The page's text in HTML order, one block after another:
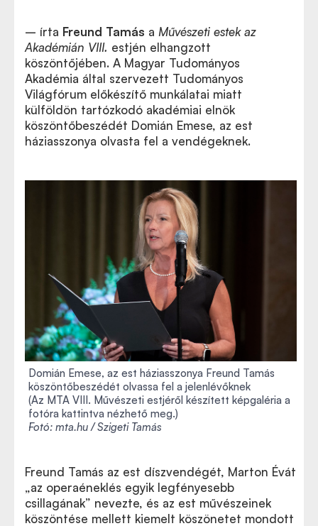
– írta Freund Tamás a Művészeti estek az
Akadémián VIII. estjén elhangzott
köszöntőjében. A Magyar Tudományos
Akadémia által szervezett Tudományos
Világfórum előkészítő munkálatai miatt
külföldön tartózkodó akadémiai elnök
köszöntőbeszédét Domián Emese, az est
háziasszonya olvasta fel a vendégeknek.
Domián Emese, az est háziasszonya Freund Tamás
köszöntőbeszédét olvassa fel a jelenlévőknek
(Az MTA VIII. Művészeti estjéről készített képgaléria a
fotóra kattintva nézhető meg.)
Fotó: mta.hu / Szigeti Tamás
Freund Tamás az est díszvendégét, Marton Évát
„az operaéneklés egyik legfényesebb
csillagának” nevezte, és az est művészeinek
köszöntése mellett kiemelt köszönetet mondott